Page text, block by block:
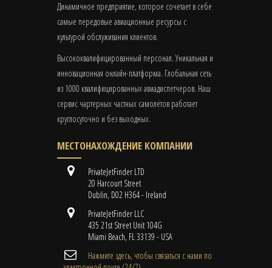
Динамичное предприятие, которое сочетает в себе
самые передовые авиационные ресурсы с
культурой обслуживания клиентов.
Высококвалифицированный персонал. Уникальная и
инновационная онлайн-платформа. Глобальная сеть
из 1000 квалифицированных авиадиспетчеров. Наш
сервис чартерных частных самолётов работает
круглосуточно и без выходных.
МЕСТОНАХОЖДЕНИЕ КОМПАНИИ
PrivateJetFinder LTD
20 Harcourt Street
Dublin, D02 H364 - Ireland
PrivateJetFinder LLC
435 21st Street Unit 104G
Miami Beach, FL 33139 - USA
Нажмите здесь, чтобы связаться с нами по